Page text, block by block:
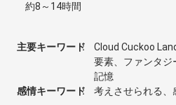
約8～14時間
主要キーワード
：
Cloud Cuckoo
要素、ファンタ
記憶
感情キーワード
：
考えさせられる、